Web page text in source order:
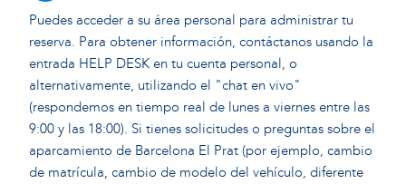
Puedes acceder a su área personal para administrar tu
reserva. Para obtener información, contáctanos usando la
entrada HELP DESK en tu cuenta personal, o
alternativamente, utilizando el "chat en vivo"
(respondemos en tiempo real de lunes a viernes entre las
9:00 y las 18:00). Si tienes solicitudes o preguntas sobre el
aparcamiento de Barcelona El Prat (por ejemplo, cambio
de matrícula, cambio de modelo del vehículo, diferente